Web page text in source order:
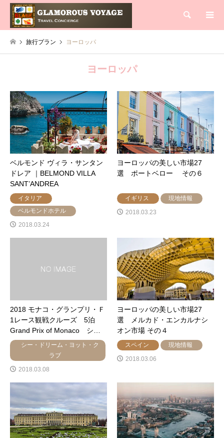
検索
旅行プラン ヨーロッパ
ヨーロッパ
ベルモンド ヴィラ・サンタン
ドレア ｜BELMOND VILLA
SANT’ANDREA
イタリア
ベルモンドホテル
2018.03.24
ヨーロッパの美しい市場27
選 ポートベロー その６
イギリス
現地情報
2018.03.23
2018 モナコ・グランプリ・Ｆ
1レース観戦クルーズ 5泊
Grand Prix of Monaco シ…
シー・ドリーム・ヨット・ク
ラブ
2018.03.08
ヨーロッパの美しい市場27
選 メルカド・エンカルナシ
オン市場 その４
スペイン
現地情報
2018.03.06